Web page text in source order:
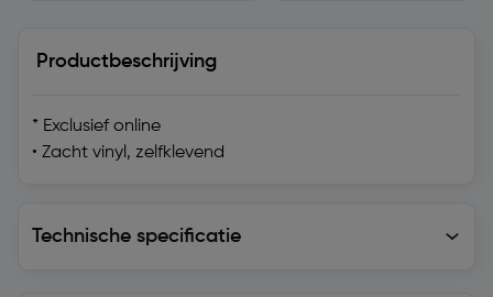
Productbeschrijving
* Exclusief online
• Zacht vinyl, zelfklevend
Technische specificatie